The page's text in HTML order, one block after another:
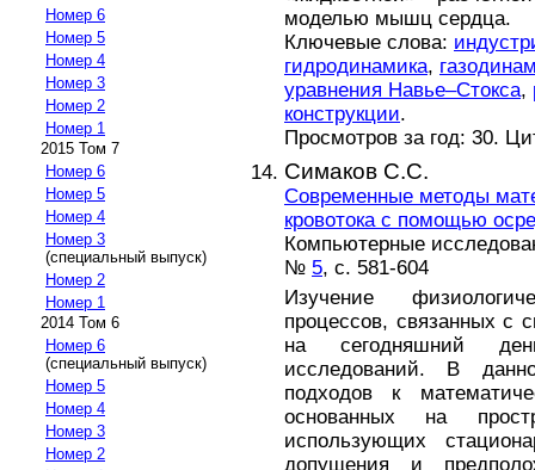
Номер 6
Номер 5
Номер 4
Номер 3
Номер 2
Номер 1
2015 Том 7
Номер 6
Номер 5
Номер 4
Номер 3
(специальный выпуск)
Номер 2
Номер 1
2014 Том 6
Номер 6
(специальный выпуск)
Номер 5
Номер 4
Номер 3
Номер 2
моделью мышц сердца.
Ключевые слова:
гидродинамика,
уравнения Навье–Стокса,
конструкции.
Просмотров за год: 30.
Симаков С.С.
Современные методы
кровотока c помощью
Компьютерные
№ 5, с. 581-604
Изучение
процессов, связанных с
на сегодняшний
исследований. В
подходов к
основанных на
использующих
допущения и